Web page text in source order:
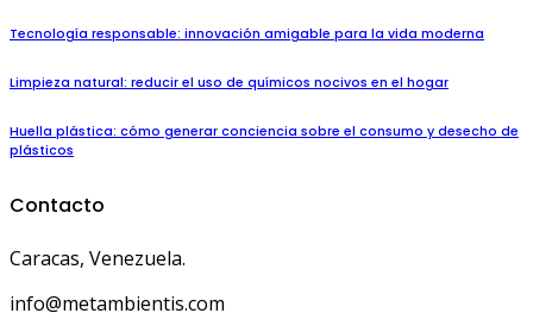
Tecnología responsable: innovación amigable para la vida moderna
Limpieza natural: reducir el uso de químicos nocivos en el hogar
Huella plástica: cómo generar conciencia sobre el consumo y desecho de
plásticos
Contacto
Caracas, Venezuela.
info@metambientis.com